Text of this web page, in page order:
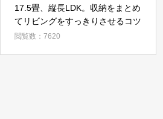
17.5畳、縦長LDK。収納をまとめ
てリビングをすっきりさせるコツ
閲覧数：7620